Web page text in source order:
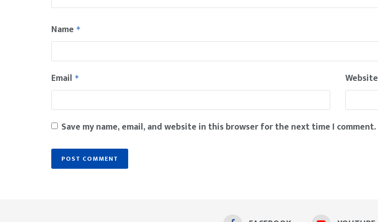
Name *
Email * Website
Save my name, email, and website in this browser for the next time I comment.